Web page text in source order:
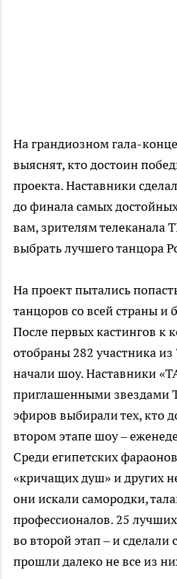
На грандиозном гала-
выяснят, кто достоин
проекта. Наставники
до финала самых
вам, зрителям телеканала
выбрать лучшего танцора
На проект пытались
танцоров со всей страны и
После первых кастингов к
отобраны 282 участника
начали шоу. Наставники
приглашенными звездами
эфиров выбирали тех, кто
втором этапе шоу –
Среди египетских
«кричащих душ» и других
они искали самородки,
профессионалов. 25
во второй этап – и
прошли далеко не все из